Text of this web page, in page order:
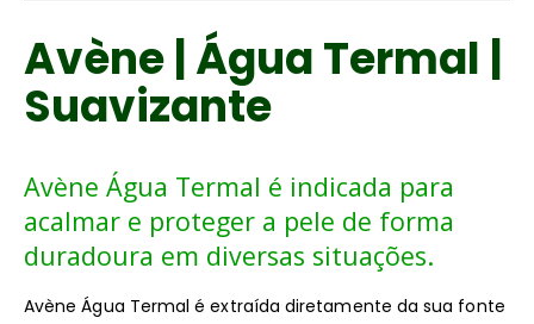
Avène | Água Termal |
Suavizante
Avène Água Termal é indicada para
acalmar e proteger a pele de forma
duradoura em diversas situações.
Avène Água Termal é extraída diretamente da sua fonte